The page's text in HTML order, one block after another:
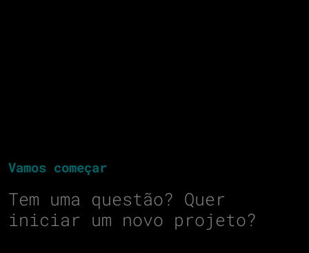
Vamos começar
Tem uma questão? Quer
iniciar um novo projeto?